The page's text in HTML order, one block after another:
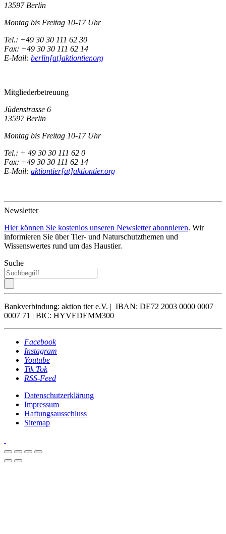
13597 Berlin
Montag bis Freitag 10-17 Uhr
Tel.: +49 30 30 111 62 30
Fax: +49 30 30 111 62 14
E-Mail: berlin[at]aktiontier.org
Mitgliederbetreuung
Jüdenstrasse 6
13597 Berlin
Montag bis Freitag 10-17 Uhr
Tel.: + 49 30 30 111 62 0
Fax: +49 30 30 111 62 14
E-Mail: aktiontier[at]aktiontier.org
Newsletter
Hier können Sie kostenlos unseren Newsletter abonnieren. Wir
informieren Sie über Tier- und Naturschutzthemen und
Wissenswertes rund um das Haustier.
Suche
Bankverbindung: aktion tier e.V. | IBAN: DE72 2003 0000 0007
0007 71 | BIC: HYVEDEMM300
Facebook
Instagram
Youtube
Tik Tok
RSS-Feed
Datenschutzerklärung
Impressum
Haftungsausschluss
Sitemap